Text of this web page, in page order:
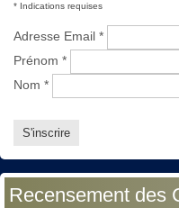
* Indications requises
Adresse Email *
Prénom *
Nom *
Recensement des